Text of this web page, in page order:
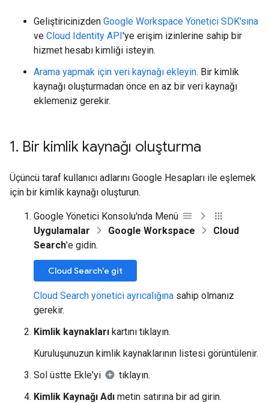
Geliştiricinizden Google Workspace Yönetici SDK'sına
ve Cloud Identity API'ye erişim izinlerine sahip bir
hizmet hesabı kimliği isteyin.
Arama yapmak için veri kaynağı ekleyin. Bir kimlik
kaynağı oluşturmadan önce en az bir veri kaynağı
eklemeniz gerekir.
1. Bir kimlik kaynağı oluşturma
Üçüncü taraf kullanıcı adlarını Google Hesapları ile eşlemek
için bir kimlik kaynağı oluşturun.
Google Yönetici Konsolu'nda Menü
Uygulamalar
Google Workspace
Cloud
Search'e gidin.
Cloud Search'e git
Cloud Search yönetici ayrıcalığına sahip olmanız
gerekir.
Kimlik kaynakları kartını tıklayın.
Kuruluşunuzun kimlik kaynaklarının listesi görüntülenir.
Sol üstte Ekle'yi
tıklayın.
Kimlik Kaynağı Adı metin satırına bir ad girin.